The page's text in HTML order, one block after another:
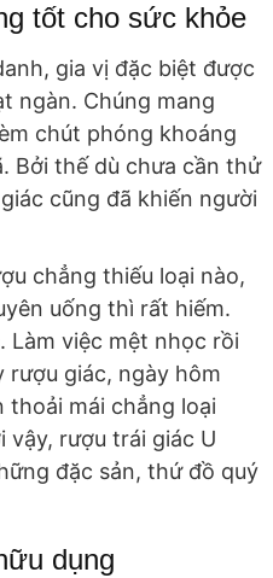
tốt cho sức khỏe
gia vị đặc biệt được
ngàn. Chúng mang
chút phóng khoáng
Bởi thế dù chưa cần thử
cũng đã khiến người
chẳng thiếu loại nào,
uống thì rất hiếm.
Làm việc mệt nhọc rồi
rượu giác, ngày hôm
thoải mái chẳng loại
vậy, rượu trái giác U
đặc sản, thứ đồ quý
dụng